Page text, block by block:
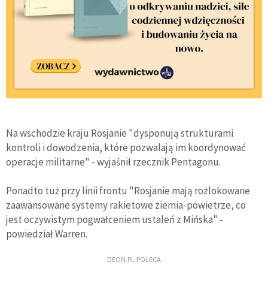
Na wschodzie kraju Rosjanie "dysponują strukturami
kontroli i dowodzenia, które pozwalają im koordynować
operacje militarne" - wyjaśnił rzecznik Pentagonu.
Ponadto tuż przy linii frontu "Rosjanie mają rozlokowane
zaawansowane systemy rakietowe ziemia-powietrze, co
jest oczywistym pogwałceniem ustaleń z Mińska" -
powiedział Warren.
DEON.PL POLECA